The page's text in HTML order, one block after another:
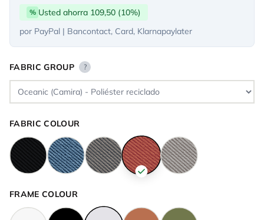
% Usted ahorra 109,50 (10%)
por PayPal | Bancontact, Card, Klarnapaylater
FABRIC GROUP ?
FABRIC COLOUR
FRAME COLOUR